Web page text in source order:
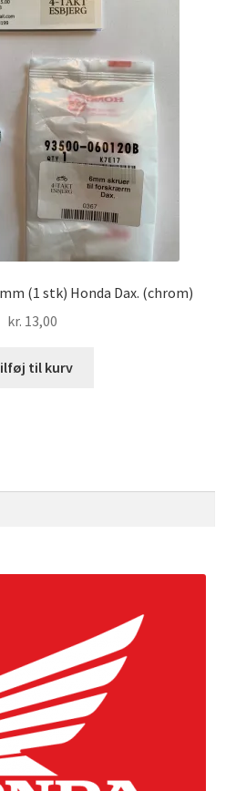
(1 stk) Honda Dax. (chrom)
kr. 13,00
til kurv